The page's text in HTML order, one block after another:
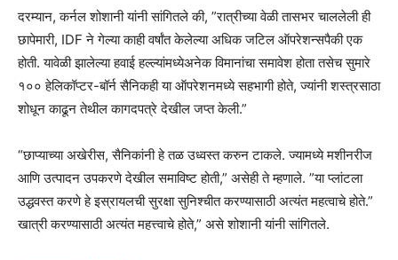
दरम्यान, कर्नल शोशानी यांनी सांगितले की, ”रात्रीच्या वेळी तासभर चाललेली ही
छापेमारी, IDF ने गेल्या काही वर्षांत केलेल्या अधिक जटिल ऑपरेशन्सपैकी एक
होती. यावेळी झालेल्या हवाई हल्ल्यांमध्येअनेक विमानांचा समावेश होता तसेच सुमारे
१०० हेलिकॉप्टर-बॉर्न सैनिकही या ऑपरेशनमध्ये सहभागी होते, ज्यांनी शस्त्रसाठा
शोधून काढून तेथील कागदपत्रे देखील जप्त केली.”
“छाप्याच्या अखेरीस, सैनिकांनी हे तळ उध्वस्त करुन टाकले. ज्यामध्ये मशीनरीज
आणि उत्पादन उपकरणे देखील समाविष्ट होती,” असेही ते म्हणाले. ”या प्लांटला
उद्धवस्त करणे हे इस्रायलची सुरक्षा सुनिश्चीत करण्यासाठी अत्यंत महत्वाचे होते.”
खात्री करण्यासाठी अत्यंत महत्त्वाचे होते,” असे शोशानी यांनी सांगितले.